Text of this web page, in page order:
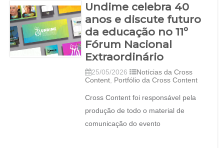
Undime celebra 40
anos e discute futuro
da educação no 11º
Fórum Nacional
Extraordinário
25/05/2026
Notícias da Cross
Content, Portfólio da Cross Content
Cross Content foi responsável pela
produção de todo o material de
comunicação do evento